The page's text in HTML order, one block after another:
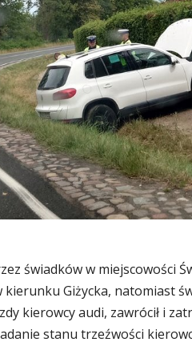
świadków w miejscowości
kierunku Giżycka, natomiast
kierowcy audi, zawrócił i
stanu trzeźwości